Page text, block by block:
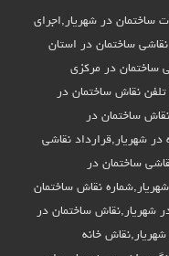
ساختمان در شهریار,اجرای
ساختمان در استان
ساختمان در مرکزی
نقاش ساختمان در
ساختمان در
در شهریار,قرارداد نقاشی
ساختمان در
نقاش ساختمان
شهریار,نقاش ساختمان در
خانه